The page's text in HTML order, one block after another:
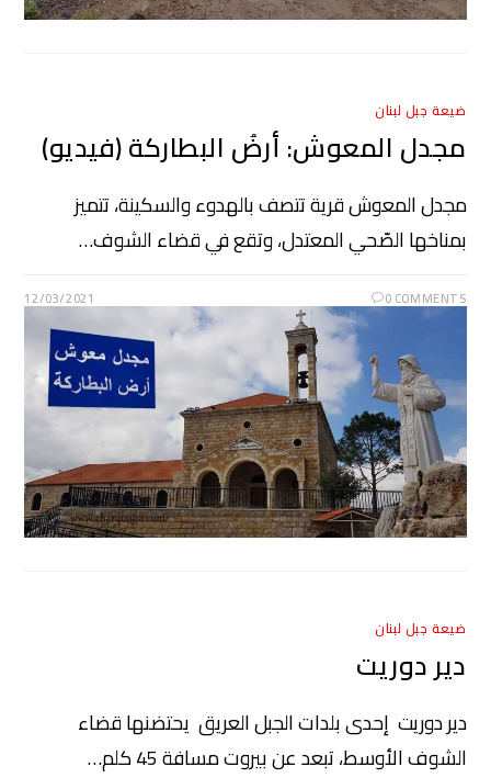
ضيعة جبل لبنان
مجدل المعوش: أرضُ البطاركة (فيديو)
مجدل المعوش قرية تتصف بالهدوء والسكينة، تتميز
بمناخها الصّحي المعتدل، وتقع في قضاء الشوف…
0 COMMENTS
12/03/2021
ضيعة جبل لبنان
دير دوريت
دير دوريت إحدى بلدات الجبل العريق يحتضنها قضاء
الشوف الأوسط، تبعد عن بيروت مسافة 45 كلم…